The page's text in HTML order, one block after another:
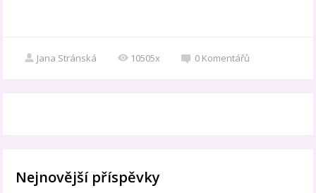
Jana Stránská 10505x 0 Komentářů
Nejnovější příspěvky